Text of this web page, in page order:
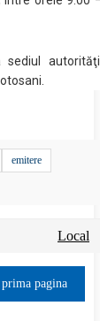
sediul
emitere
Local
pagina